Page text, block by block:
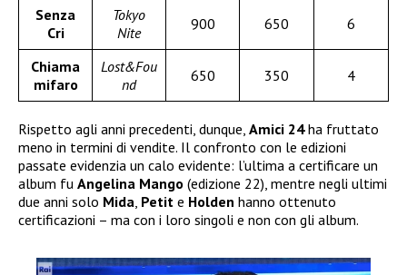
Senza
Cri
Tokyo
Nite
900 650 6
Chiama
mifaro
Lost&Fou
nd
650 350 4
Rispetto agli anni precedenti, dunque, Amici 24ha fruttato
meno in termini di vendite. Il confronto con le edizioni
passate evidenzia un calo evidente: l’ultima a certificare un
album fu Angelina Mango (edizione 22), mentre negli ultimi
due anni solo Mida, Petit e Holden hanno ottenuto
certificazioni – ma con i loro singoli e non con gli album.